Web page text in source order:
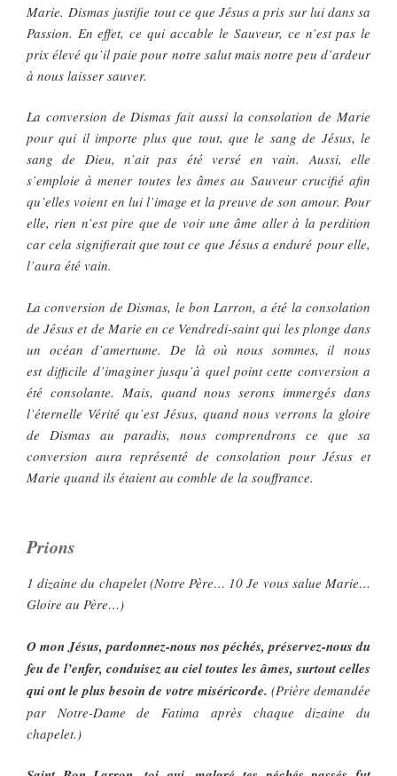
Marie. Dismas justifie tout ce que Jésus a pris sur lui dans sa
Passion. En effet, ce qui accable le Sauveur, ce n’est pas le
prix élevé qu’il paie pour notre salut mais notre peu d’ardeur
à nous laisser sauver.
La conversion de Dismas fait aussi la consolation de Marie
pour qui il importe plus que tout, que le sang de Jésus, le
sang de Dieu, n’ait pas été versé en vain. Aussi, elle
s’emploie à mener toutes les âmes au Sauveur crucifié afin
qu’elles voient en lui l’image et la preuve de son amour. Pour
elle, rien n’est pire que de voir une âme aller à la perdition
car cela signifierait que tout ce que Jésus a enduré pour elle,
l’aura été vain.
La conversion de Dismas, le bon Larron, a été la consolation
de Jésus et de Marie en ce Vendredi-saint qui les plonge dans
un océan d’amertume. De là où nous sommes, il nous
est difficile d’imaginer jusqu’à quel point cette conversion a
été consolante. Mais, quand nous serons immergés dans
l’éternelle Vérité qu’est Jésus, quand nous verrons la gloire
de Dismas au paradis, nous comprendrons ce que sa
conversion aura représenté de consolation pour Jésus et
Marie quand ils étaient au comble de la souffrance.
Prions
1 dizaine du chapelet (Notre Père… 10 Je vous salue Marie…
Gloire au Père…)
O mon Jésus, pardonnez-nous nos péchés, préservez-nous du
feu de l’enfer, conduisez au ciel toutes les âmes, surtout celles
qui ont le plus besoin de votre miséricorde. (Prière demandée
par Notre-Dame de Fatima après chaque dizaine du
chapelet.)